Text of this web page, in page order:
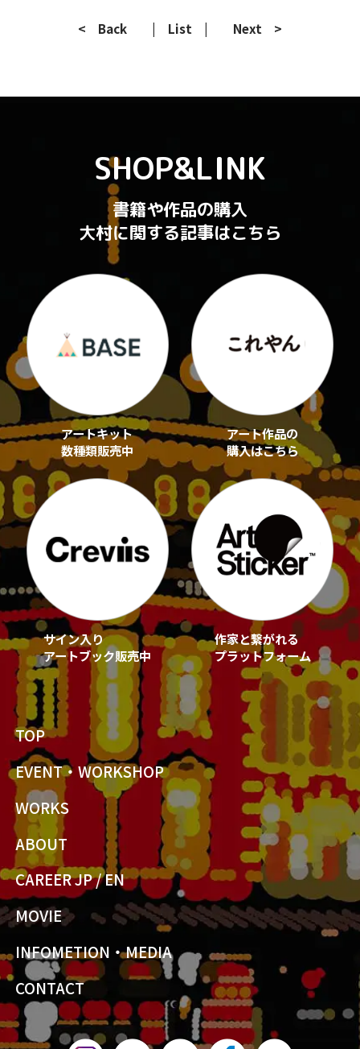
< Back | List | Next >
SHOP&LINK
書籍や作品の購入
大村に関する記事はこちら
アートキット
数種類販売中
アート作品の
購入はこちら
サイン入り
アートブック販売中
作家と繋がれる
プラットフォーム
TOP
EVENT・WORKSHOP
WORKS
ABOUT
CAREER JP/EN
MOVIE
INFOMETION・MEDIA
CONTACT